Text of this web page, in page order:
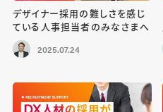
デザイナー採用の難しさを感じ
ている人事担当者のみなさまへ
2025.07.24